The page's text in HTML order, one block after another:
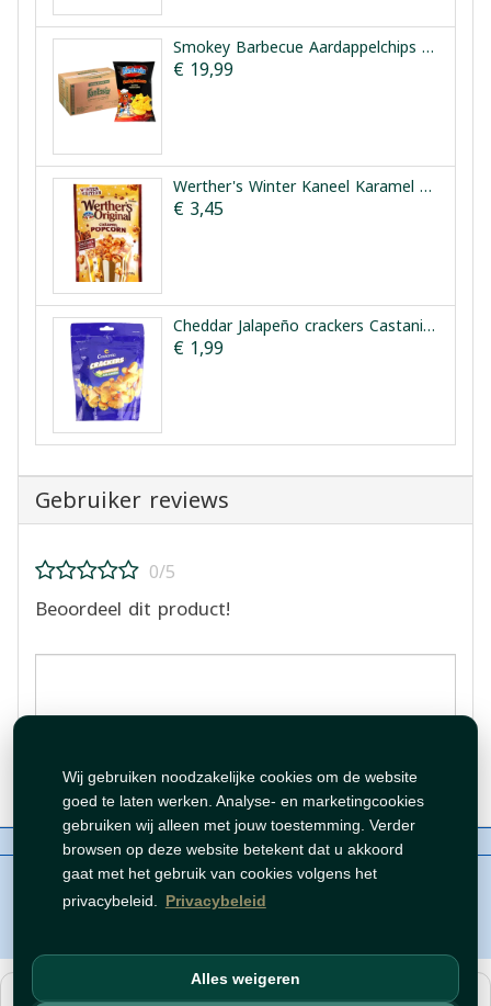
Wij gebruiken noodzakelijke cookies om de website
goed te laten werken. Analyse- en marketingcookies
gebruiken wij alleen met jouw toestemming. Verder
browsen op deze website betekent dat u akkoord
gaat met het gebruik van cookies volgens het
privacybeleid. Privacybeleid
Alles weigeren
Smokey Barbecue Aardappelchips Doos Fantasia 12x90g
€ 19,99
Werther's Winter Kaneel Karamel Popcorn 140g
€ 3,45
Cheddar Jalapeño crackers Castania 100 g
€ 1,99
Gebruiker reviews
0/5
Beoordeel dit product!
Beoordeling plaatsen
Over ons Beleid
WhatsAppen
auteursrechten©Tawfeer 2018-2026
هذا متجر جملة. الأسعار وميزات الشراء متاحة فقط للحساباتالمسجّلة